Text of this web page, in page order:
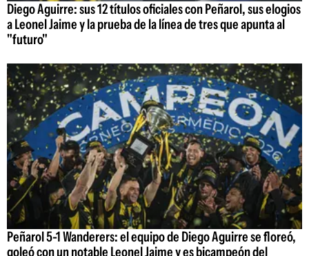
Diego Aguirre: sus 12 títulos oficiales con Peñarol, sus elogios
a Leonel Jaime y la prueba de la línea de tres que apunta al
"futuro"
Peñarol 5-1 Wanderers: el equipo de Diego Aguirre se floreó,
goleó con un notable Leonel Jaime y es bicampeón del